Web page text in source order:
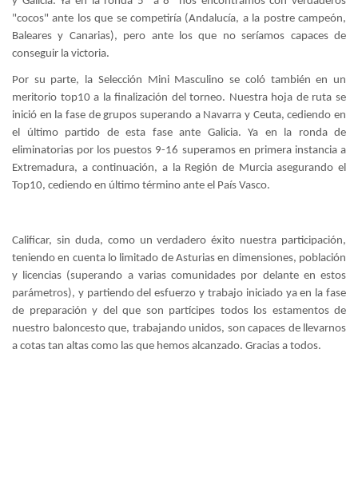
"cocos" ante los que se competiría (Andalucía, a la postre campeón,
Baleares y Canarias), pero ante los que no seríamos capaces de
conseguir la victoria.
Por su parte, la Selección Mini Masculino se coló también en un
meritorio top10 a la finalización del torneo. Nuestra hoja de ruta se
inició en la fase de grupos superando a Navarra y Ceuta, cediendo en
el último partido de esta fase ante Galicia. Ya en la ronda de
eliminatorias por los puestos 9-16 superamos en primera instancia a
Extremadura, a continuación, a la Región de Murcia asegurando el
Top10, cediendo en último término ante el País Vasco.
Calificar, sin duda, como un verdadero éxito nuestra participación,
teniendo en cuenta lo limitado de Asturias en dimensiones, población
y licencias (superando a varias comunidades por delante en estos
parámetros), y partiendo del esfuerzo y trabajo iniciado ya en la fase
de preparación y del que son partícipes todos los estamentos de
nuestro baloncesto que, trabajando unidos, son capaces de llevarnos
a cotas tan altas como las que hemos alcanzado. Gracias a todos.